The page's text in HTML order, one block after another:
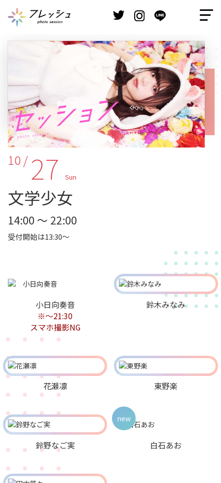
10 / 27 Sun
文学少女
14:00 ～ 22:00
受付開始は13:30～
小日向奏音
※～21:30
スマホ撮影NG
鈴木みなみ
花瀬凛 東野楽
鈴野なご実 白石あお
new